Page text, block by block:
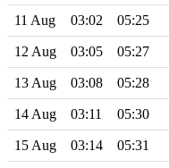
11 Aug 03:02 05:25
12 Aug 03:05 05:27
13 Aug 03:08 05:28
14 Aug 03:11 05:30
15 Aug 03:14 05:31